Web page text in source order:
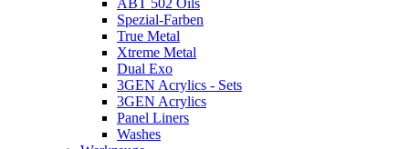
ABT 502 Oils
Spezial-Farben
True Metal
Xtreme Metal
Dual Exo
3GEN Acrylics - Sets
3GEN Acrylics
Panel Liners
Washes